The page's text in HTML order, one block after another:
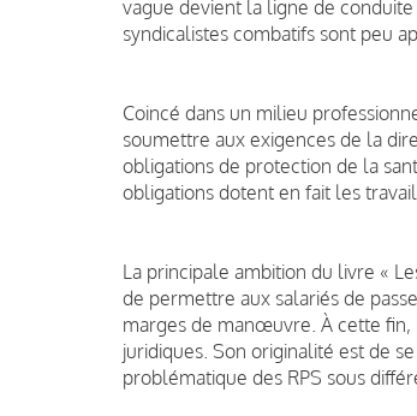
vague devient la ligne de
syndicalistes combatifs sont peu
Coincé dans un milieu
soumettre aux exigences de la
obligations de protection de la
obligations dotent en fait les
La principale ambition du livre «
de permettre aux salariés de
marges de manœuvre. À cette fin,
juridiques. Son originalité est de
problématique des RPS sous